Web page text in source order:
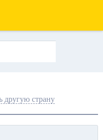
другую страну